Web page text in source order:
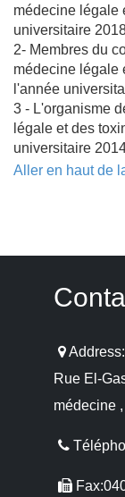
médecine légale
universitaire
2- Membres du
médecine légale
l'année
3 - L'organisme
légale et des
universitaire
Aller en haut de
Rue El-
médecine